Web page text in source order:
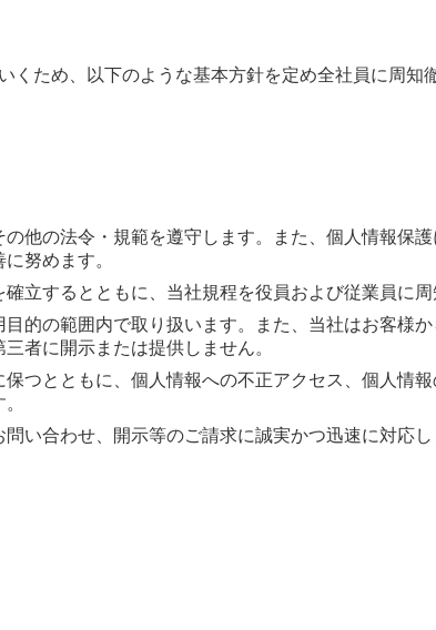
くため、以下のような基本方針を定め全社員に周知
他の法令・規範を遵守します。また、個人情報保
努めます。
立するとともに、当社規程を役員および従業員に周
的の範囲内で取り扱います。また、当社はお客様
者に開示または提供しません。
つとともに、個人情報への不正アクセス、個人情
い合わせ、開示等のご請求に誠実かつ迅速に対応し